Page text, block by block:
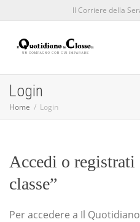
Il Corriere della
Login
Home Login
Accedi o
classe”
Per accedere a Il